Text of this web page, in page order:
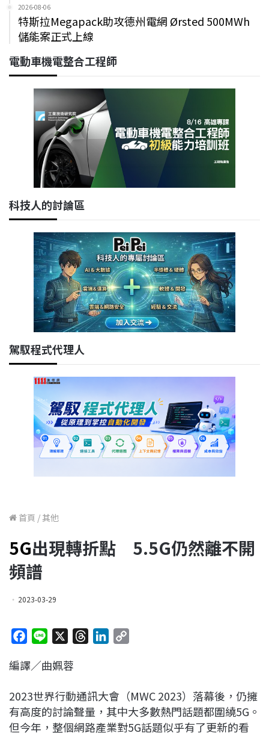
2026-08-06
特斯拉Megapack助攻德州電網 Ørsted 500MWh
儲能案正式上線
電動車機電整合工程師
科技人的討論區
駕馭程式代理人